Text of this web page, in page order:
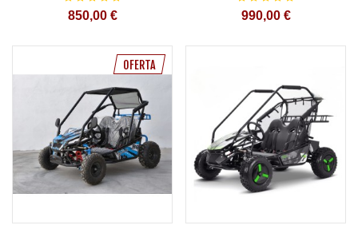
850,00 € 990,00 €
OFERTA